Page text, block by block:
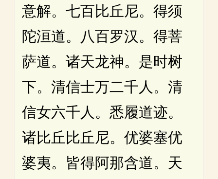
意解。七百比丘尼。得须
陀洹道。八百罗汉。得菩
萨道。诸天龙神。是时树
下。清信士万二千人。清
信女六千人。悉履道迹。
诸比丘比丘尼。优婆塞优
婆夷。皆得阿那含道。天